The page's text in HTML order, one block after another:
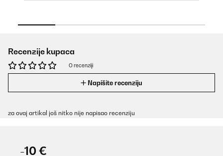
Recenzije kupaca
O recenziji
Napišite recenziju
za ovaj artikal još nitko nije napisao recenziju
-10 €